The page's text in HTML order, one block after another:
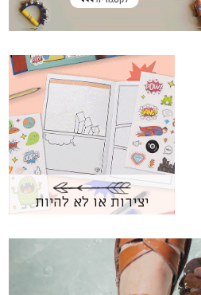
יצירות או לא להיות